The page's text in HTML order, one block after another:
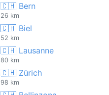
🇨🇭 Bern
26 km
🇨🇭 Biel
52 km
🇨🇭 Lausanne
80 km
🇨🇭 Zürich
98 km